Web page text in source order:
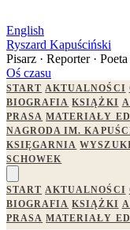
English
Ryszard Kapuściński
Pisarz · Reporter · Poeta
Oś czasu
START AKTUALNOŚCI
BIOGRAFIA KSIĄŻKI
PRASA MATERIAŁY
NAGRODA IM.
KSIĘGARNIA
SCHOWEK
START AKTUALNOŚCI
BIOGRAFIA KSIĄŻKI
PRASA MATERIAŁY